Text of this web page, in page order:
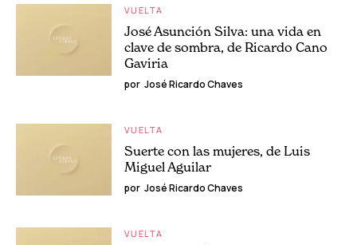
VUELTA
José Asunción Silva: una vida en
clave de sombra, de Ricardo Cano
Gaviria
por José Ricardo Chaves
VUELTA
Suerte con las mujeres, de Luis
Miguel Aguilar
por José Ricardo Chaves
VUELTA